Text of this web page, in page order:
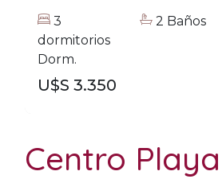
3
dormitorios
Dorm.
2 Baños
U$S 3.350
Centro Playa